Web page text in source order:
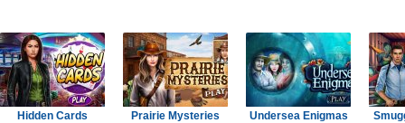
Hidden Cards Prairie Mysteries Undersea Enigmas